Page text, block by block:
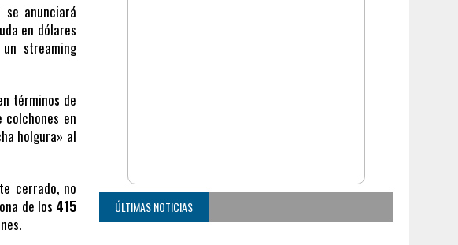
anunciará
en dólares
streaming
términos de
colchones en
holgura» al
cerrado, no
de los 415
ÚLTIMAS NOTICIAS